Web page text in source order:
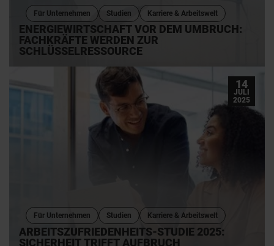
Karriere & Arbeitswelt
Studien
Für Unternehmen
ENERGIEWIRTSCHAFT VOR DEM UMBRUCH:
FACHKRÄFTE WERDEN ZUR
SCHLÜSSELRESSOURCE
Karriere & Arbeitswelt
Studien
Für Unternehmen
ARBEITSZUFRIEDENHEITS-STUDIE 2025:
SICHERHEIT TRIFFT AUFBRUCH
14
JULI
2025